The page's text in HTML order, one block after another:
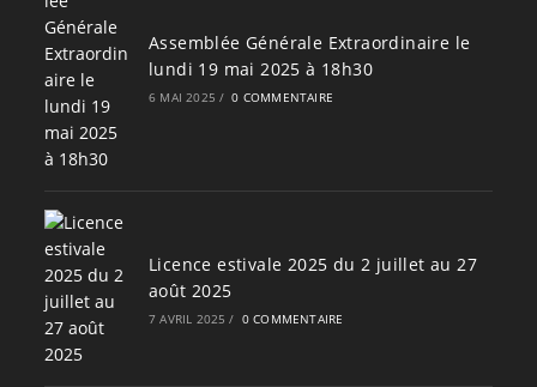
Assemblée Générale Extraordinaire le
lundi 19 mai 2025 à 18h30
6 MAI 2025 / 0 COMMENTAIRE
Licence estivale 2025 du 2 juillet au 27
août 2025
7 AVRIL 2025 / 0 COMMENTAIRE